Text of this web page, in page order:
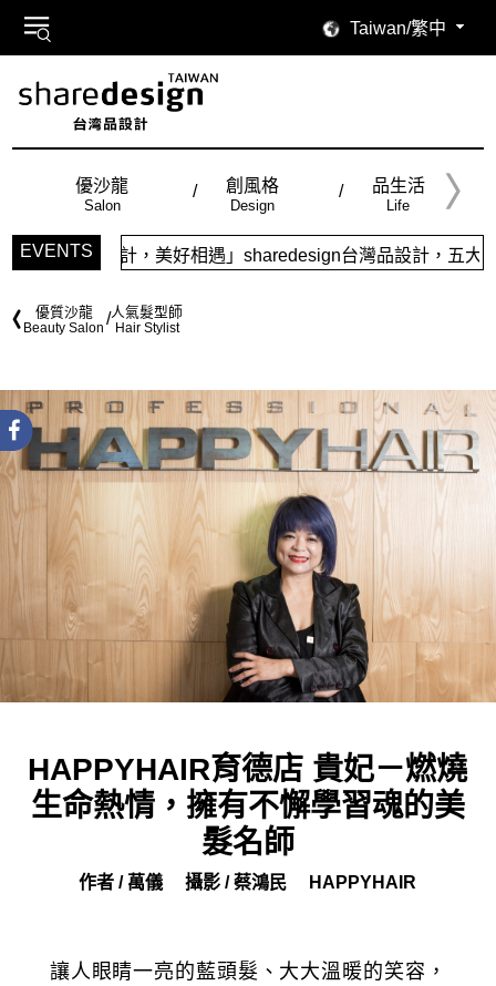
Taiwan/繁中
優沙龍
Salon
創風格
Design
品生活
Life
EVENTS
好相遇」sharedesign台灣品設計，五大特色主題，簡潔視
優質沙龍
Beauty Salon
人氣髮型師
Hair Stylist
HAPPYHAIR育德店 貴妃－燃燒
生命熱情，擁有不懈學習魂的美
髮名師
作者 / 萬儀 攝影 / 蔡鴻民 HAPPYHAIR
讓人眼睛一亮的藍頭髮、大大溫暖的笑容，